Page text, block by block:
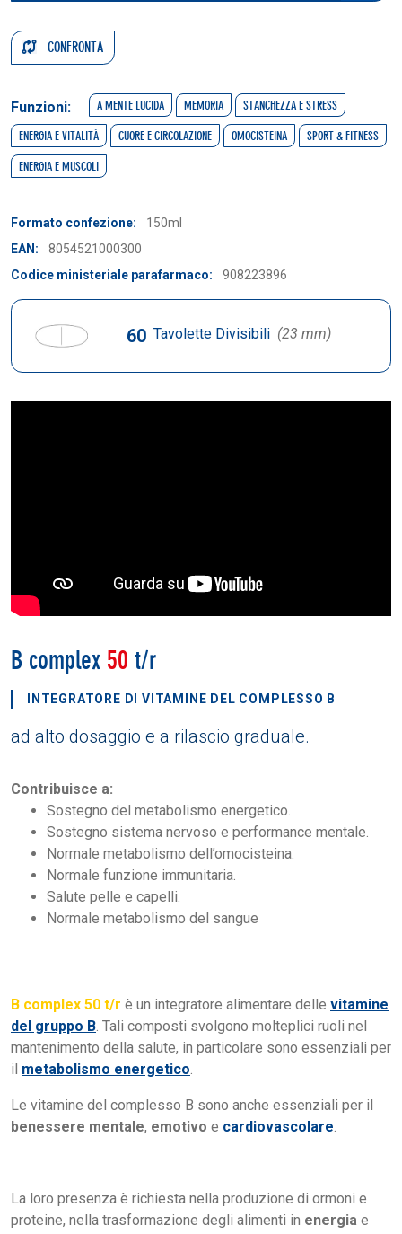
CONFRONTA
Funzioni: A MENTE LUCIDA MEMORIA STANCHEZZA E STRESS
ENERGIA E VITALITÀ CUORE E CIRCOLAZIONE OMOCISTEINA SPORT & FITNESS
ENERGIA E MUSCOLI
Formato confezione:
150ml
EAN:
8054521000300
Codice ministeriale parafarmaco:
908223896
60 Tavolette Divisibili (23 mm)
B complex 50 t/r
INTEGRATORE DI VITAMINE DEL COMPLESSO B
ad alto dosaggio e a rilascio graduale.
Contribuisce a:
Sostegno del metabolismo energetico.
Sostegno sistema nervoso e performance mentale.
Normale metabolismo dell’omocisteina.
Normale funzione immunitaria.
Salute pelle e capelli.
Normale metabolismo del sangue
B complex 50 t/r è un integratore alimentare delle vitamine
del gruppo B . Tali composti svolgono molteplici ruoli nel
mantenimento della salute, in particolare sono essenziali per
il metabolismo energetico
Le vitamine del complesso B sono anche essenziali per il
benessere mentale, emotivo e cardiovascolare
La loro presenza è richiesta nella produzione di ormoni e
proteine, nella trasformazione degli alimenti in energia e